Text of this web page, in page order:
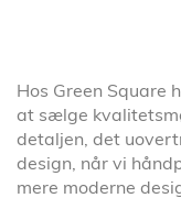
Hos Green Square
at sælge
detaljen, det
design, når vi
mere moderne